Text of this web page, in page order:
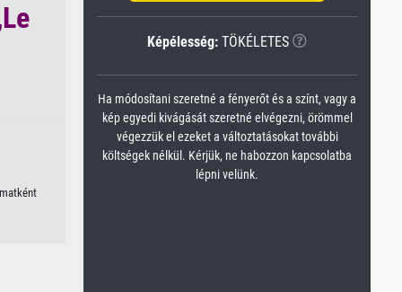
Képélesség: TÖKÉLETES
Ha módosítani szeretné a fényerőt és a színt, vagy a
kép egyedi kivágását szeretné elvégezni, örömmel
végezzük el ezeket a változtatásokat további
költségek nélkül. Kérjük, ne habozzon kapcsolatba
lépni velünk.